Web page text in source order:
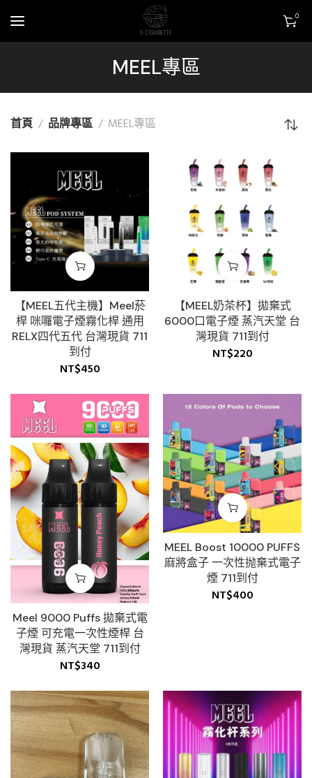
0
MEEL專區
首頁 品牌專區 MEEL專區
【MEEL五代主機】Meel菸
桿 咪囉電子煙霧化桿 通用
RELX四代五代 台灣現貨 711
到付
NT$450
【MEEL奶茶杯】拋棄式
6000口電子煙 蒸汽天堂 台
灣現貨 711到付
NT$220
Meel 9000 Puffs 拋棄式電
子煙 可充電一次性煙桿 台
灣現貨 蒸汽天堂 711到付
NT$340
MEEL Boost 10000 PUFFS
麻將盒子 一次性抛棄式電子
煙 711到付
NT$400